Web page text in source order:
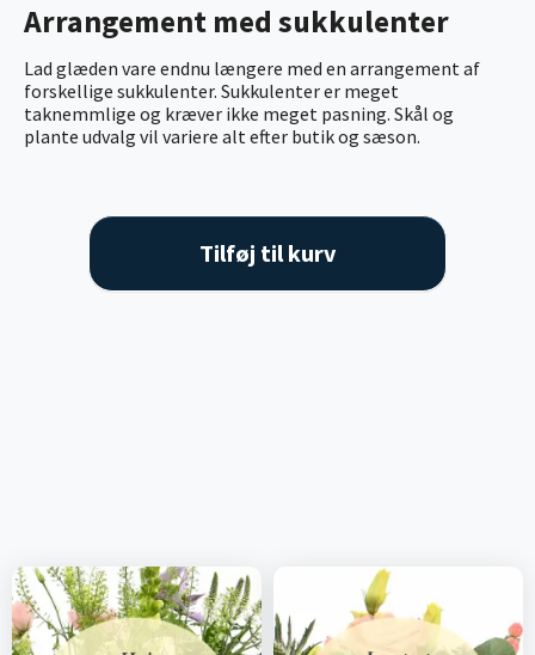
Arrangement med sukkulenter
Lad glæden vare endnu længere med en arrangement af
forskellige sukkulenter. Sukkulenter er meget
taknemmlige og kræver ikke meget pasning. Skål og
plante udvalg vil variere alt efter butik og sæson.
Tilføj til kurv